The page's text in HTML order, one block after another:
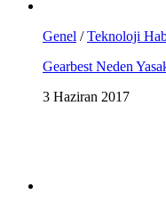
Genel /Teknoloji
Gearbest Neden
3 Haziran 2017